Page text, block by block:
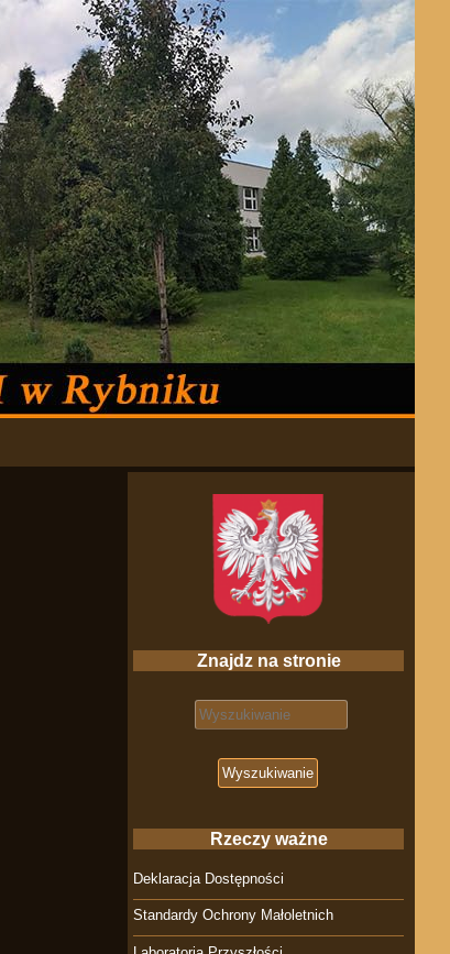
Znajdz na stronie
Search for:
Rzeczy ważne
Deklaracja Dostępności
Standardy Ochrony Małoletnich